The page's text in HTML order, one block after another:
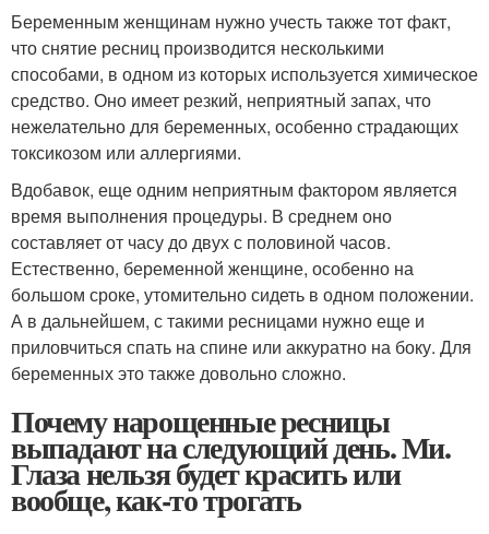
Беременным женщинам нужно учесть также тот факт,
что снятие ресниц производится несколькими
способами, в одном из которых используется химическое
средство. Оно имеет резкий, неприятный запах, что
нежелательно для беременных, особенно страдающих
токсикозом или аллергиями.
Вдобавок, еще одним неприятным фактором является
время выполнения процедуры. В среднем оно
составляет от часу до двух с половиной часов.
Естественно, беременной женщине, особенно на
большом сроке, утомительно сидеть в одном положении.
А в дальнейшем, с такими ресницами нужно еще и
приловчиться спать на спине или аккуратно на боку. Для
беременных это также довольно сложно.
Почему нарощенные ресницы
выпадают на следующий день. Ми.
Глаза нельзя будет красить или
вообще, как-то трогать